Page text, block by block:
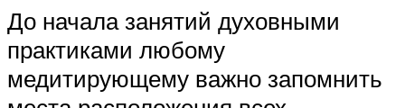
До начала занятий духовными
практиками любому
медитирующему важно запомнить